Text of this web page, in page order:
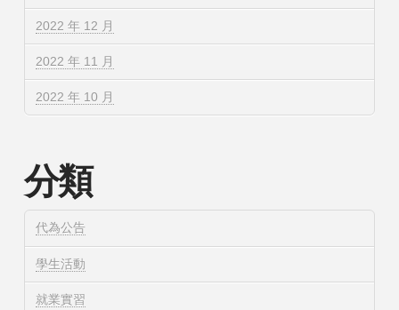
2022 年 12 月
2022 年 11 月
2022 年 10 月
分類
代為公告
學生活動
就業實習